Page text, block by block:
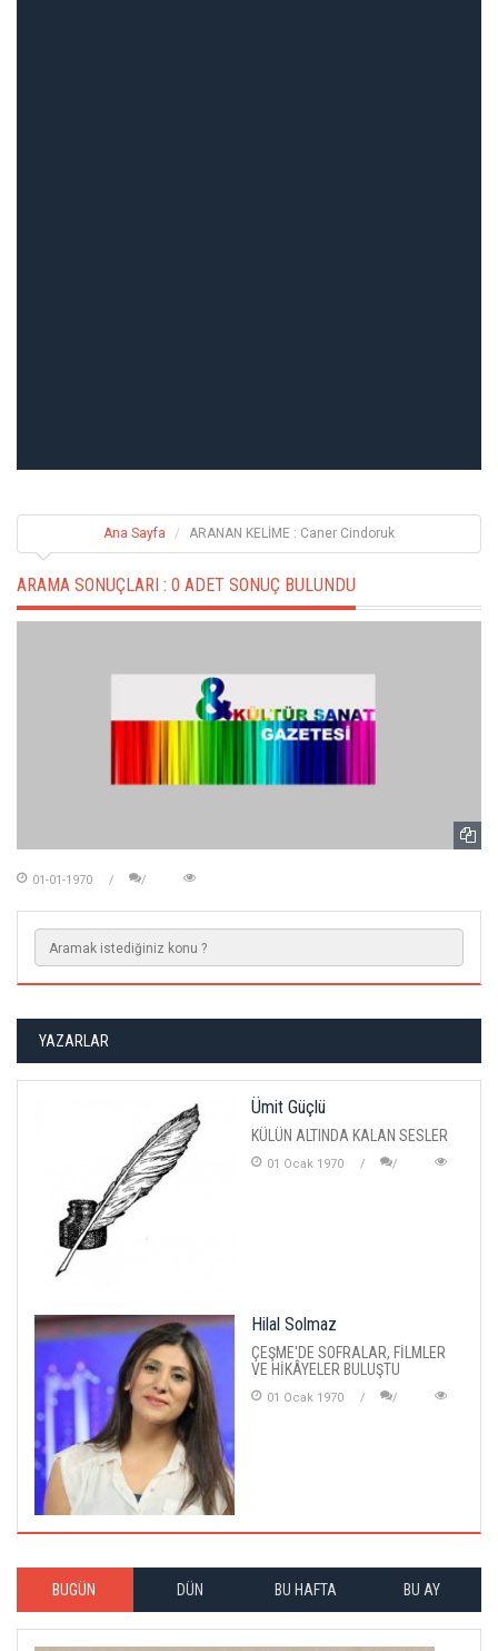
Ana Sayfa ARANAN KELİME : Caner Cindoruk
ARAMA SONUÇLARI : 0 ADET SONUÇ BULUNDU
01-01-1970
YAZARLAR
Ümit Güçlü
KÜLÜN ALTINDA KALAN SESLER
01 Ocak 1970
Hilal Solmaz
ÇEŞME'DE SOFRALAR, FİLMLER
VE HİKÂYELER BULUŞTU
01 Ocak 1970
BUGÜN DÜN BU HAFTA BU AY